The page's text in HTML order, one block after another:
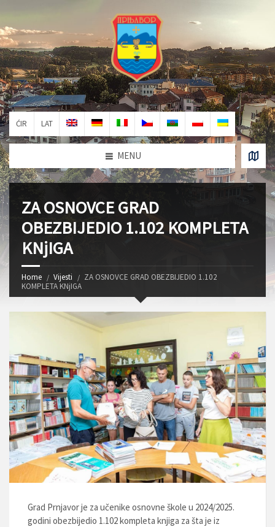
ĆIR LAT
MENU
ZA OSNOVCE GRAD
OBEZBIJEDIO 1.102 KOMPLETA
KNjIGA
Home Vijesti
ZA OSNOVCE GRAD OBEZBIJEDIO 1.102
KOMPLETA KNjIGA
Grad Prnjavor je za učenike osnovne škole u 2024/2025.
godini obezbijedio 1.102 kompleta knjiga za šta je iz